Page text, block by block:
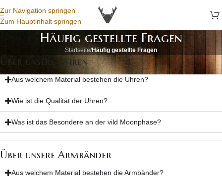
Zur Navigation springen
Zum Hauptinhalt springen
Häufig gestellte Fragen
Startseite/Häufig gestellte Fragen
Über unsere Uhren
Aus welchem Material bestehen die Uhren?
Wie ist die Qualität der Uhren?
Was ist das Besondere an der vild Moonphase?
Über unsere Armbänder
Aus welchem Material bestehen die Armbänder?